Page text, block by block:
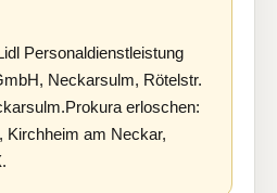
Personaldienstleistung
Neckarsulm, Rötelstr.
erloschen:
Kirchheim am Neckar,